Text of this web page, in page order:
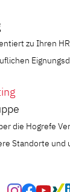
zu Ihren
die Hogrefe
Standorte und